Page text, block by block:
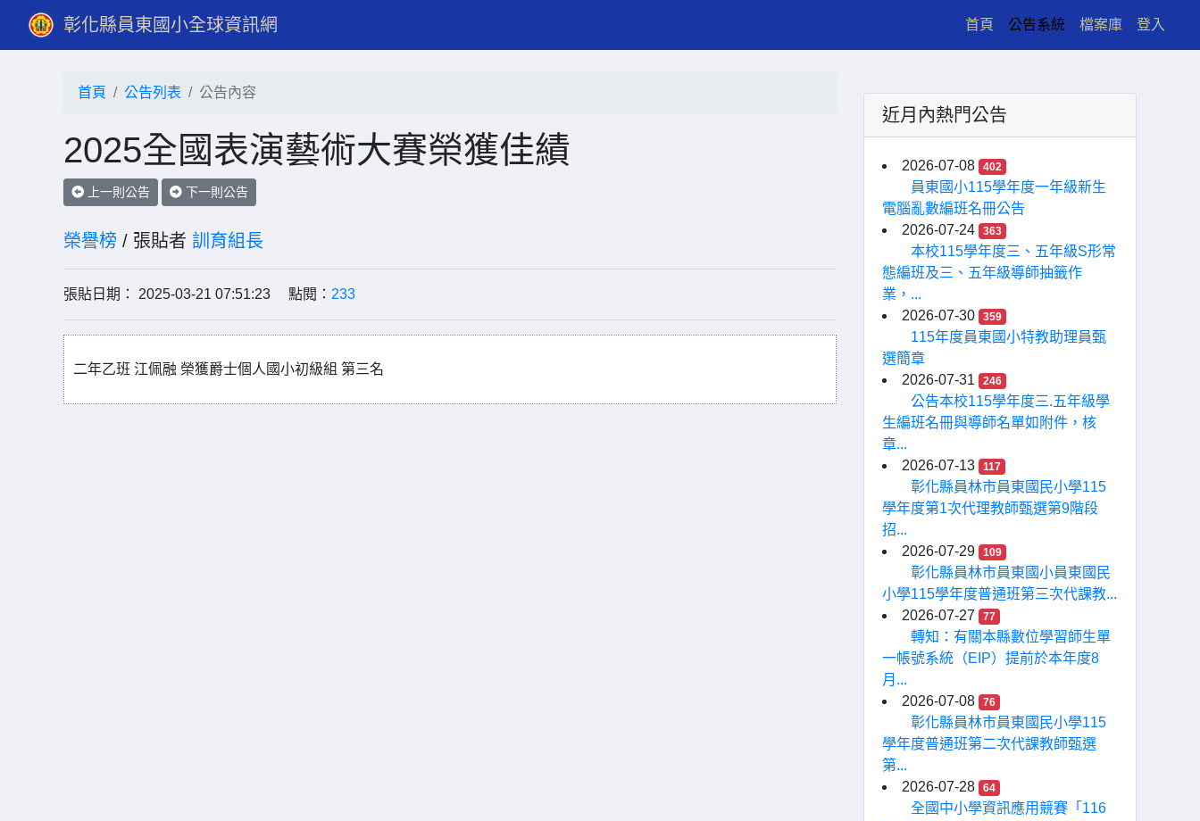
彰化縣員東國小全球資訊網 首頁 (current)
公告系統 檔案庫 登入
首頁 公告列表 公告內容
2025全國表演藝術大賽榮獲佳績
上一則公告 下一則公告
榮譽榜 / 張貼者 訓育組長
張貼日期： 2025-03-21 07:51:23 點閱： 233
二年乙班 江佩融 榮獲爵士個人國小初級組 第三名
近月內熱門公告
2026-07-08 402
員東國小115學年度一年級新生
電腦亂數編班名冊公告
2026-07-24
363
本校115學年度三、五年級S形常
態編班及三、五年級導師抽籤作
業，...
2026-07-30
359
115年度員東國小特教助理員甄
選簡章
2026-07-31
246
公告本校115學年度三.五年級學
生編班名冊與導師名單如附件，核
章...
2026-07-13
117
彰化縣員林市員東國民小學115
學年度第1次代理教師甄選第9階段
招...
2026-07-29
109
彰化縣員林市員東國小員東國民
小學115學年度普通班第三次代課教...
2026-07-27
77
轉知：有關本縣數位學習師生單
一帳號系統（EIP）提前於本年度8
月...
2026-07-08
76
彰化縣員林市員東國民小學115
學年度普通班第二次代課教師甄選
第...
2026-07-28
64
全國中小學資訊應用競賽「116